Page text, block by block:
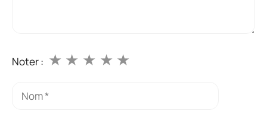
Noter : ★
★
★
★
★
Nom